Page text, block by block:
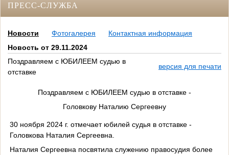
ПРЕСС-СЛУЖБА
Новости Фотогалерея
Контактная информация
Новость от 29.11.2024
Поздравляем с ЮБИЛЕЕМ судью в
отставке
версия для печати
Поздравляем с ЮБИЛЕЕМ судью в отставке -
Головкову Наталию Сергеевну
30 ноября 2024 г. отмечает юбилей судья в отставке -
Головкова Наталия Сергеевна.
Наталия Сергеевна посвятила служению правосудия более